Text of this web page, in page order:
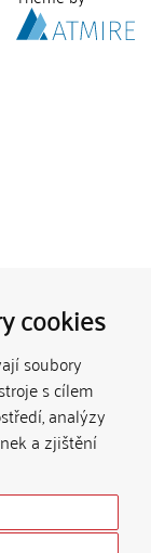
cookies
soubory
s cílem
analýzy
a zjištění